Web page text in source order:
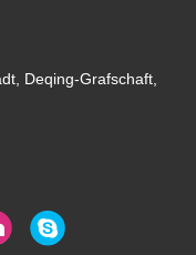
Deqing-Grafschaft,